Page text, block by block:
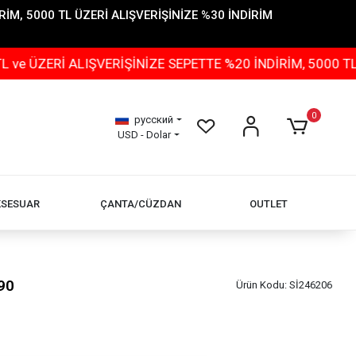
5000 TL ÜZERİ ALIŞVERİŞİNİZE %30 İNDİRİM
ALIŞVERİŞİNİZE SEPETTE %20 İNDİRİM, 5000 TL
русский
USD - Dolar
0
ÇANTA/CÜZDAN OUTLET
Ürün Kodu: Sİ246206